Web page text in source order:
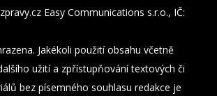
Easy Communications s.r.o., IČ:
Jakékoli použití obsahu včetně
užití a zpřístupňování textových či
bez písemného souhlasu redakce je